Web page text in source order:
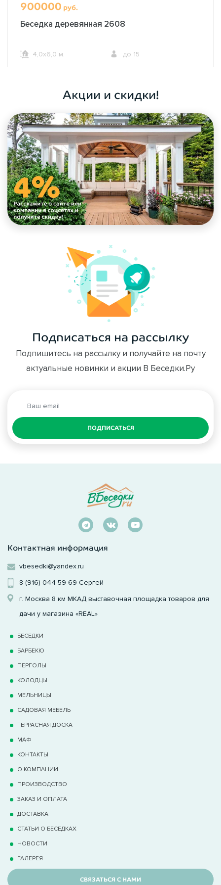
900000 руб.
Беседка деревянная 2608
4,0х6,0 м. до 15
Акции и скидки!
Подписаться на рассылку
Подпишитесь на рассылку и получайте на почту
актуальные новинки и акции В Беседки.Ру
ПОДПИСАТЬСЯ
Контактная информация
vbesedki@yandex.ru
8 (916) 044-59-69 Сергей
г. Москва 8 км МКАД выставочная площадка товаров для
дачи у магазина «REAL»
БЕСЕДКИ
БАРБЕКЮ
ПЕРГОЛЫ
КОЛОДЦЫ
МЕЛЬНИЦЫ
САДОВАЯ МЕБЕЛЬ
ТЕРРАCНАЯ ДОСКА
МАФ
КОНТАКТЫ
О КОМПАНИИ
ПРОИЗВОДСТВО
ЗАКАЗ И ОПЛАТА
ДОСТАВКА
СТАТЬИ О БЕСЕДКАХ
НОВОСТИ
ГАЛЕРЕЯ
СВЯЗАТЬСЯ С НАМИ